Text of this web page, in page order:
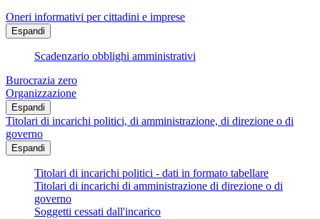
Oneri informativi per cittadini e imprese
Espandi
Scadenzario obblighi amministrativi
Burocrazia zero
Organizzazione
Espandi
Titolari di incarichi politici, di amministrazione, di direzione o di
governo
Espandi
Titolari di incarichi politici - dati in formato tabellare
Titolari di incarichi di amministrazione di direzione o di
governo
Soggetti cessati dall'incarico